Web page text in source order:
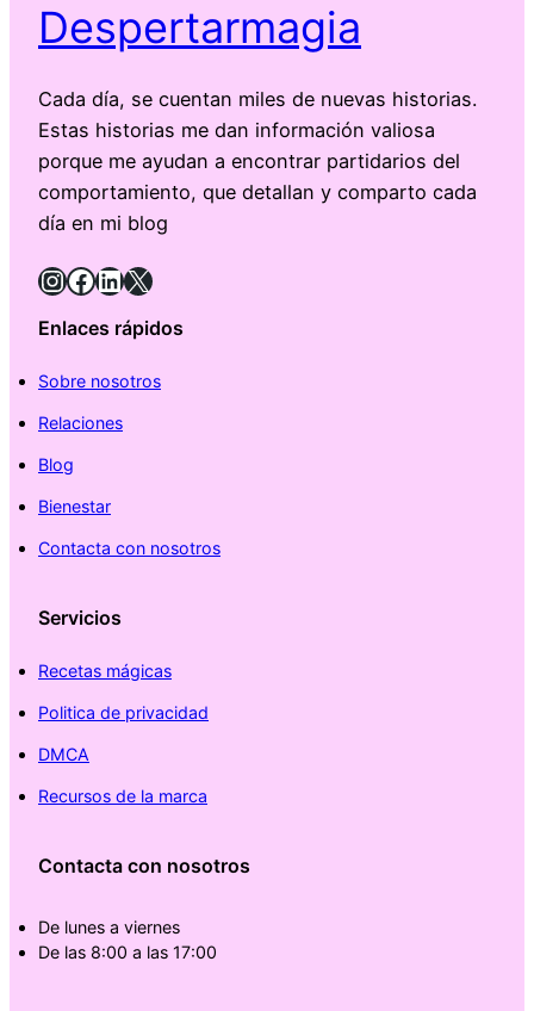
Despertarmagia
Cada día, se cuentan miles de nuevas historias.
Estas historias me dan información valiosa
porque me ayudan a encontrar partidarios del
comportamiento, que detallan y comparto cada
día en mi blog
InstagramFacebook LinkedIn X
Enlaces rápidos
Sobre nosotros
Relaciones
Blog
Bienestar
Contacta con nosotros
Servicios
Recetas mágicas
Politica de privacidad
DMCA
Recursos de la marca
Contacta con nosotros
De lunes a viernes
De las 8:00 a las 17:00